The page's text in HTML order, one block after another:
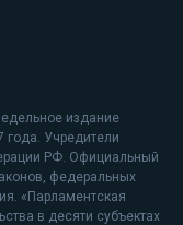
издание
года. Учредители
РФ. Официальный
федеральных
«Парламентская
в десяти субъектах